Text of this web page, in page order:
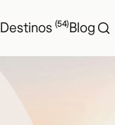
Destinos (54)Blog